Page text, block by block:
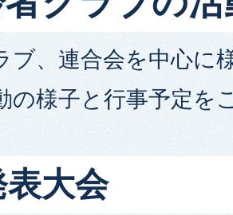
ブ、連合会を中心に
の様子と行事予定を
大会